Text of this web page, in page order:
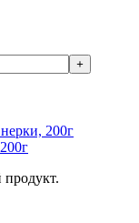
+
продукт.